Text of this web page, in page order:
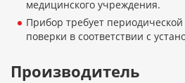
медицинского учреждения.
Прибор требует
поверки в соответствии с
Производитель